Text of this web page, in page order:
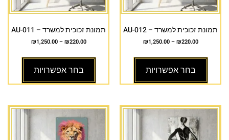
תמונת זכוכית למשרד – AU-012
₪220.00
–
₪1,250.00
בחר אפשרויות
תמונת זכוכית למשרד – AU-011
₪220.00
–
₪1,250.00
בחר אפשרויות